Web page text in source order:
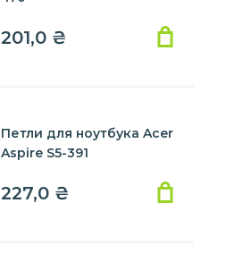
201,0 ₴
Петли для ноутбука Acer
Aspire S5-391
227,0 ₴